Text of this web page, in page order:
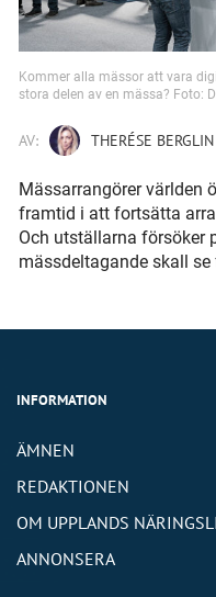
Kommer alla mässor att vara
stora delen av en mässa? Foto:
AV: THERÉSE BERGLIN
Mässarrangörer världen
framtid i att fortsätta
Och utställarna försöker
mässdeltagande skall
INFORMATION
ÄMNEN
REDAKTIONEN
OM UPPLANDS
ANNONSERA